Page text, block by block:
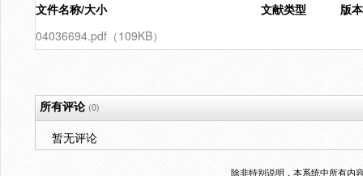
文件名称/大小
文献类型
版
04036694.pdf（109KB）
所有评论(0)
暂无评论
除非特别说明，本系统中所有内